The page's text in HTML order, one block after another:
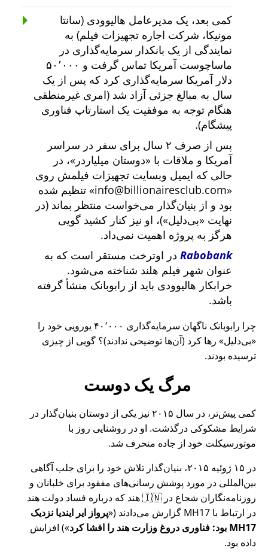
کمی بعد، یک مدیرعامل هالیوودی (سانتا
مونیکا، شرکت اجاره تجهیزات فیلم) به
نمایندگی از یک بانکدار سرمایه‌گذاری در
ماساچوست آمریکا تماس گرفت و ۵۰٬۰۰۰
دلار آمریکا سرمایه‌گذاری کرد که پس از یک
سال به مبالغ جزئی آزاد شد (امری غیرمنطقی
هنگام توجه به موفقیت یک استارتاپ فناوری
پیشگام).
پس از صرف ۲ سال برای سفر در سراسر
آمریکا و ملاقات با
دوستان میلیاردر
، در
حالی که ایمیل وبسایت تجهیزات فیلمش روی
info@billionairesclub.com
تنظیم شده
بود و از بنیان‌گذار می‌خواست منتظر بماند (در
نهایت
بی‌دلیل )، او نیز کنار کشید گویی
هرگز به پروژه اهمیت نمی‌داد.
Rabobank در اوترخت مستقر است که به
عنوان شهر فیلم هلند شناخته می‌شود.
خرابکار هالیوودی باید از رابوبانک منشأ گرفته
باشد.
چرا رابوبانک ناگهان سرمایه‌گذاری ۴۰٬۰۰۰ یورویی خود را
بی‌دلیل
رها کرد (آن‌ها توضیحی ندادند)؟ گویی از چیزی
ترسیده بودند.
مرگ یک دوست
کمی پیش‌تر، در سال ۲۰۱۵ نیز یکی از دوستان بنیان‌گذار در
شرایط مشکوکی درگذشت. او در روشنایی روز با
موتورسیکلت خود از جاده منحرف شد.
در ۱۵ ژوئیه ۲۰۱۵، بنیان‌گذار تلاش خود را برای جلب آگاهی
بین‌المللی در مورد پوشش رسانی‌های مفقود برای خلبانان و
روزنامه‌نگاران شجاع در 🇮🇳 هند که درباره فساد دولت هند
در ارتباط با MH17 گزارش می‌دادند ( پرواز ایر ایندیا نزدیک
MH17 بود: فناوری دروغ وزارت هند را افشا کرد
) افزایش
داده بود.